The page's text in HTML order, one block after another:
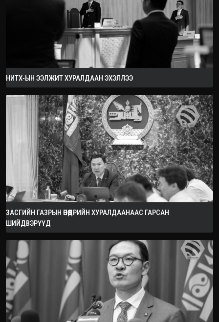
НИТХ-ЫН ЭЭЛЖИТ ХУРАЛДААН ЭХЭЛЛЭЭ
ЗАСГИЙН ГАЗРЫН ӨНӨӨДРИЙН ХУРАЛДААНААС ГАРСАН
ШИЙДВЭРҮҮД